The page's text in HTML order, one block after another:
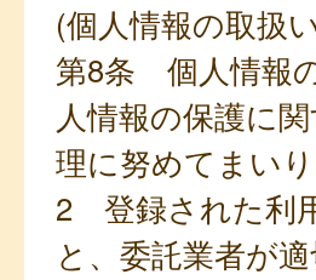
(個人情報の取扱
第8条 個人情報
人情報の保護に
理に努めてまいり
2 登録された利
と、委託業者が